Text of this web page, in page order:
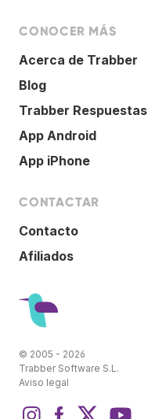
CONOCER MÁS
Acerca de Trabber
Blog
Trabber Respuestas
App Android
App iPhone
CONTACTAR
Contacto
Afiliados
© 2005 - 2026
Trabber Software S.L.
Aviso legal